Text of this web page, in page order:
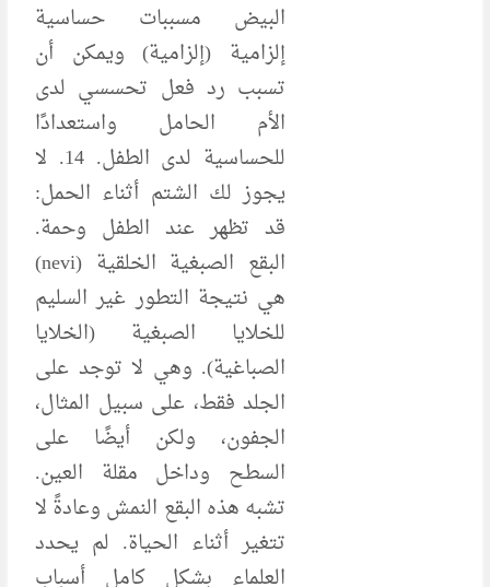
البيض مسببات حساسية
إلزامية (إلزامية) ويمكن أن
تسبب رد فعل تحسسي لدى
الأم الحامل واستعدادًا
للحساسية لدى الطفل. 14. لا
يجوز لك الشتم أثناء الحمل:
قد تظهر عند الطفل وحمة.
البقع الصبغية الخلقية (nevi)
هي نتيجة التطور غير السليم
للخلايا الصبغية (الخلايا
الصباغية). وهي لا توجد على
الجلد فقط، على سبيل المثال،
الجفون، ولكن أيضًا على
السطح وداخل مقلة العين.
تشبه هذه البقع النمش وعادةً لا
تتغير أثناء الحياة. لم يحدد
العلماء بشكل كامل أسباب